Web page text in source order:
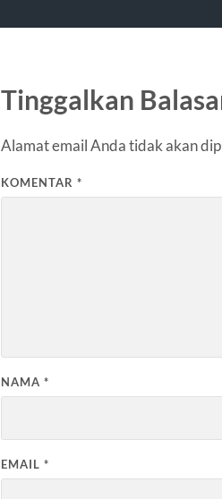
Tinggalkan
Alamat email Anda tidak akan
KOMENTAR *
NAMA *
EMAIL *